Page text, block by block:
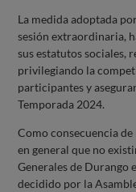
La medida adoptada
sesión extraordinaria,
sus estatutos sociales,
privilegiando la
participantes y
Temporada 2024.
Como consecuencia
en general que no
Generales de Durango
decidido por la